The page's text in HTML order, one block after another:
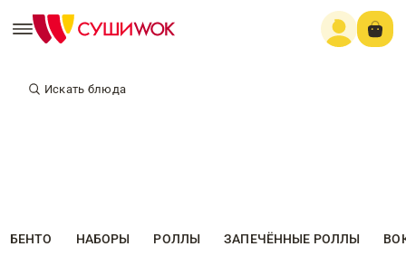
Искать блюда
БЕНТО НАБОРЫ РОЛЛЫ ЗАПЕЧЁННЫЕ РОЛЛЫ